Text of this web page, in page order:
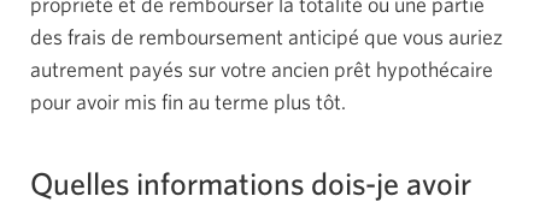
des frais de remboursement anticipé que vous auriez
autrement payés sur votre ancien prêt hypothécaire
pour avoir mis fin au terme plus tôt.
Quelles informations dois-je avoir